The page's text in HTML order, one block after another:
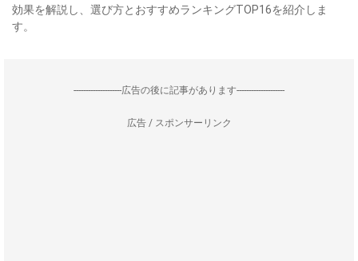
効果を解説し、選び方とおすすめランキングTOP16を紹介しま
す。
--------------------広告の後に記事があります--------------------
広告 / スポンサーリンク